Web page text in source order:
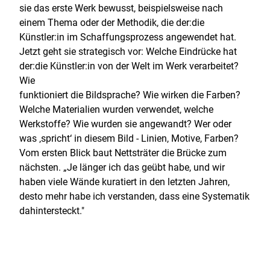
sie das erste Werk bewusst, beispielsweise nach
einem Thema oder der Methodik, die der:die
Künstler:in im Schaffungsprozess angewendet hat.
Jetzt geht sie strategisch vor: Welche Eindrücke hat
der:die Künstler:in von der Welt im Werk verarbeitet?
Wie
funktioniert die Bildsprache? Wie wirken die Farben?
Welche Materialien wurden verwendet, welche
Werkstoffe? Wie wurden sie angewandt? Wer oder
was ‚spricht‘ in diesem Bild - Linien, Motive, Farben?
Vom ersten Blick baut Nettsträter die Brücke zum
nächsten. „Je länger ich das geübt habe, und wir
haben viele Wände kuratiert in den letzten Jahren,
desto mehr habe ich verstanden, dass eine Systematik
dahintersteckt."